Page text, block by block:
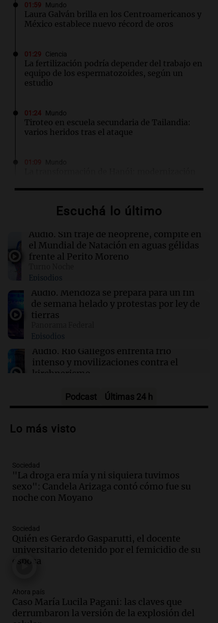
01:59 Mundo
Laura Galván brilla en los Centroamericanos y
México establece nuevo récord de oros
01:29 Ciencia
La fertilización podría depender del trabajo en
equipo de los espermatozoides, según un
estudio
01:24 Mundo
Tiroteo en escuela secundaria de Tailandia:
varios heridos tras el ataque
Clima
viernes 7 de agosto
00:32 Mundo
para los Juegos Panamericanos de Lima 2027
00:27
Clima en Tucumán: cómo estará el tiempo
Escuchá lo último
Audio. Sin traje de neoprene, compite en
el Mundial de Natación en aguas gélidas
frente al Perito Moreno
Episodios
Audio. Mendoza se prepara para un fin
de semana helado y protestas por ley de
tierras
Episodios
Audio. Río Gallegos enfrenta frío
intenso y movilizaciones contra el
kirchnerismo
Audio.Debate en el Senado sobre
la soberanía digital en Argentina
Audio.
de semana helado y ciudadanos
marchan contra reforma de tierras
Panorama Federal
Audio.
El "Mono" de Kapanga
adelantó su show en Rosario.
Viva la Radio Rosario
Episodios
en suspenso a hombre por simular robo
de recaudación en San Luis
Panorama Federal
Podcast Últimas 24 h
Lo más visto
Sociedad
"La droga era mía y ni siquiera tuvimos
sexo": Candela Arizaga contó cómo fue su
noche con Moyano
Sociedad
Quién es Gerardo Gasparutti, el docente
universitario detenido por el femicidio de su
esposa
Ahora país
Caso María Lucila Pagani: las claves que
derrumbaron la versión de la explosión del